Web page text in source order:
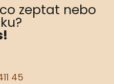
zeptat nebo
45